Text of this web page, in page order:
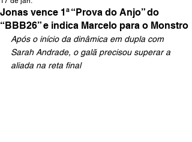
Jonas vence 1ª “Prova do Anjo” do
“BBB26” e indica Marcelo para o Monstro
Após o início da dinâmica em dupla com
Sarah Andrade, o galã precisou superar a
aliada na reta final